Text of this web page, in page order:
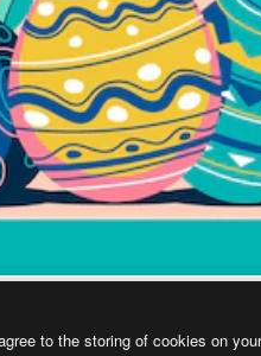
to the storing of cookies on